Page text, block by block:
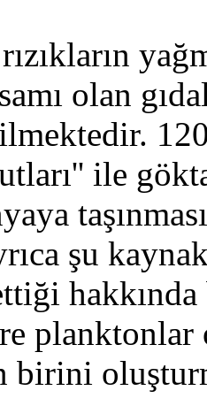
olan
ile
şu
planktonlar
birini